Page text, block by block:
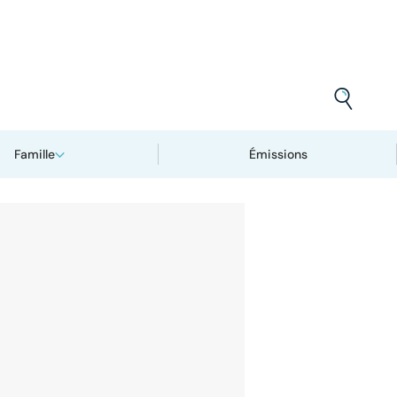
Famille Émissions